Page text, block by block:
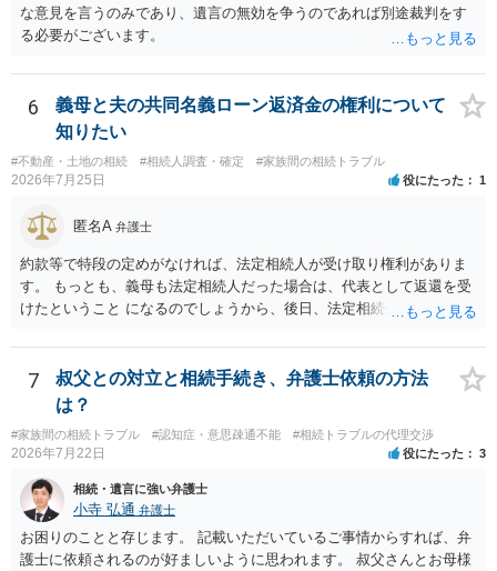
な意見を言うのみであり、遺言の無効を争うのであれば別途裁判をす
る必要がございます。
6
義母と夫の共同名義ローン返済金の権利について
知りたい
#不動産・土地の相続 #相続人調査・確定 #家族間の相続トラブル
2026年7月25日 役にたった 1
匿名A 弁護士
約款等で特段の定めがなければ、法定相続人が受け取り権利がありま
す。 もっとも、義母も法定相続人だった場合は、代表として返還を受
けたということ になるのでしょうから、後日、法定相続分に基づいて
7
叔父との対立と相続手続き、弁護士依頼の方法
は？
#家族間の相続トラブル #認知症・意思疎通不能 #相続トラブルの代理交渉
2026年7月22日 役にたった 3
相続・遺言に強い弁護士
小寺 弘通 弁護士
お困りのことと存じます。 記載いただいているご事情からすれば、弁
護士に依頼されるのが好ましいように思われます。 叔父さんとお母様